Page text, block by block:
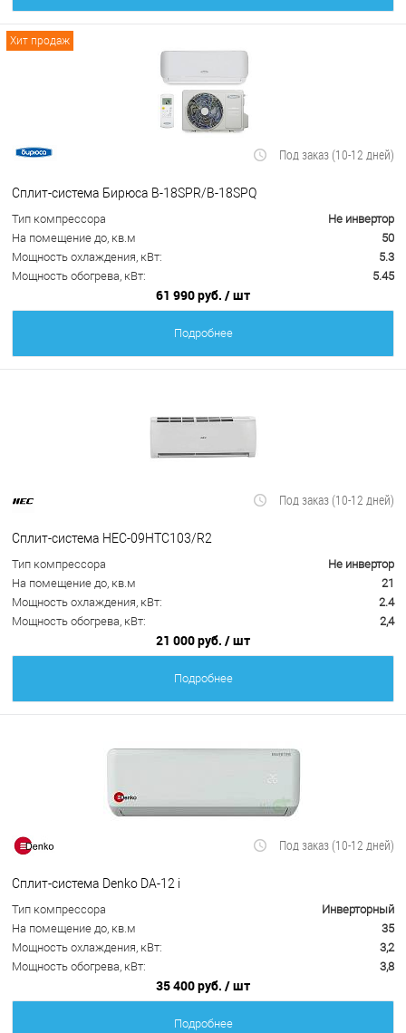
Хит продаж
Под заказ (10-12 дней)
Сплит-система Бирюса B-18SPR/B-18SPQ
Тип компрессора
Не инвертор
На помещение до, кв.м
50
Мощность охлаждения, кВт:
5.3
Мощность обогрева, кВт:
5.45
61 990 руб. / шт
Подробнее
Под заказ (10-12 дней)
Сплит-система HEC-09HTC103/R2
Тип компрессора
Не инвертор
На помещение до, кв.м
21
Мощность охлаждения, кВт:
2.4
Мощность обогрева, кВт:
2,4
21 000 руб. / шт
Подробнее
Под заказ (10-12 дней)
Сплит-система Denko DA-12 i
Тип компрессора
Инверторный
На помещение до, кв.м
35
Мощность охлаждения, кВт:
3,2
Мощность обогрева, кВт:
3,8
35 400 руб. / шт
Подробнее